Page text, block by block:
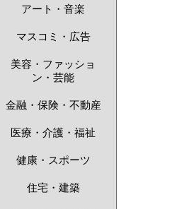
アート・音楽
マスコミ・広告
美容・ファッショ
ン・芸能
金融・保険・不動産
医療・介護・福祉
健康・スポーツ
住宅・建築